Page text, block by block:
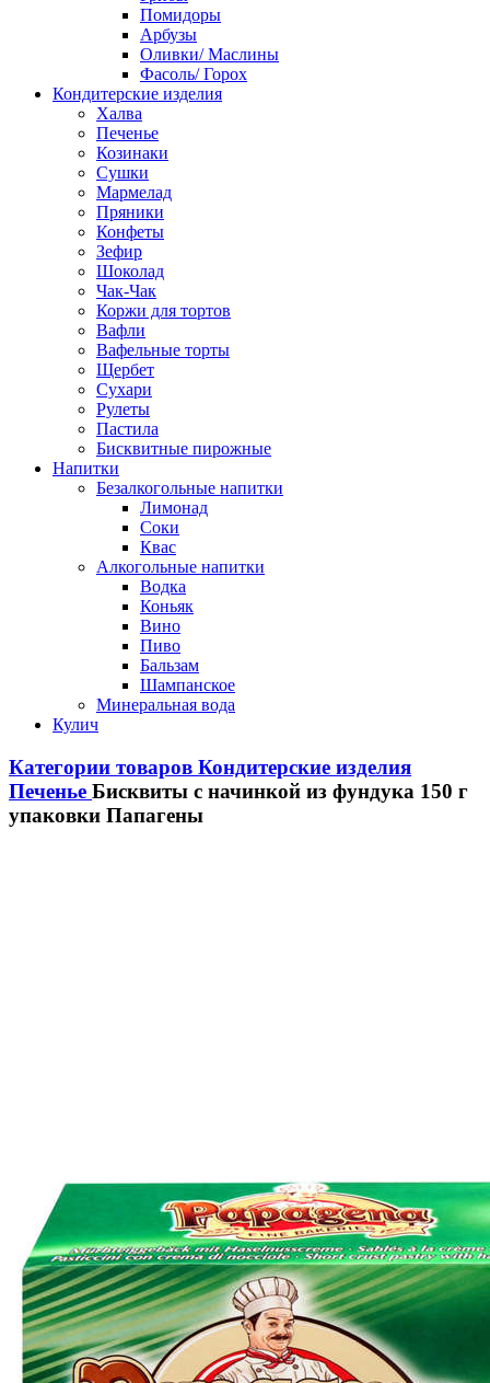
Помидоры
Арбузы
Оливки/ Маслины
Фасоль/ Горох
Кондитерские изделия
Халва
Печенье
Козинаки
Сушки
Мармелад
Пряники
Конфеты
Зефир
Шоколад
Чак-Чак
Коржи для тортов
Вафли
Вафельные торты
Щербет
Сухари
Рулеты
Пастила
Бисквитные пирожные
Напитки
Безалкогольные напитки
Лимонад
Соки
Квас
Алкогольные напитки
Водка
Коньяк
Вино
Пиво
Бальзам
Шампанское
Минеральная вода
Кулич
Категории товаров Кондитерские изделия
Печенье Бисквиты с начинкой из фундука 150 г
упаковки Папагены